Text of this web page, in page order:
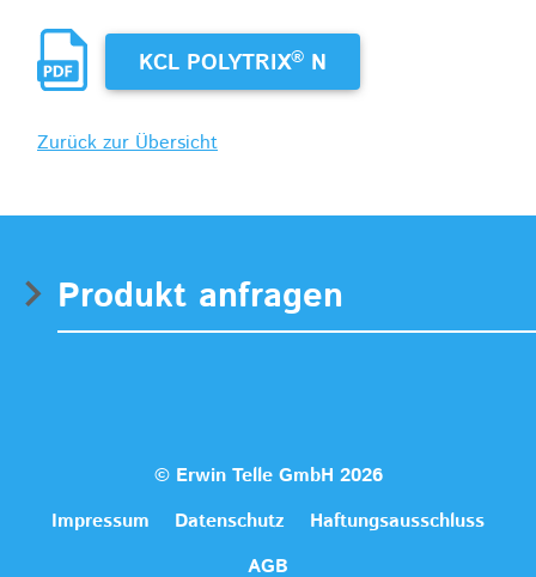
KCL POLYTRIX® N
Zurück zur Übersicht
Produkt anfragen
© Erwin Telle GmbH 2026
Impressum
Datenschutz
Haftungsausschluss
AGB